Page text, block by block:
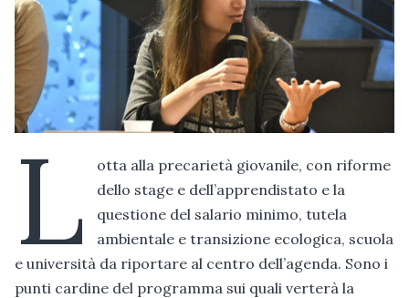
L
otta alla precarietà giovanile, con riforme
dello stage e dell’apprendistato e la
questione del salario minimo, tutela
ambientale e transizione ecologica, scuola
e università da riportare al centro dell’agenda. Sono i
punti cardine del programma sui quali verterà la